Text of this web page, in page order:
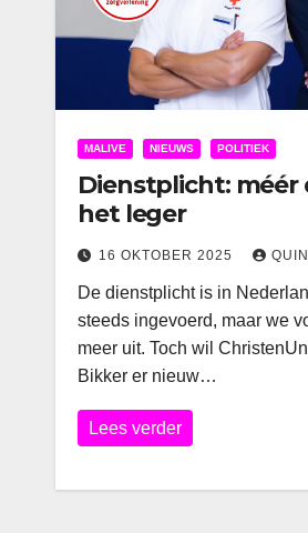
MALIVE NIEUWS POLITIEK
Dienstplicht: méér
het leger
16 OKTOBER 2025
De dienstplicht is in
steeds ingevoerd, maar we
meer uit. Toch wil
Bikker er nieuw…
Lees verder